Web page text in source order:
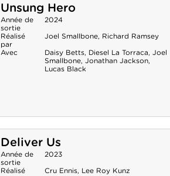
Unsung Hero
Année de
sortie
2024
Réalisé
par
Joel Smallbone, Richard Ramsey
Avec
Daisy Betts, Diesel La Torraca, Joel
Smallbone, Jonathan Jackson,
Lucas Black
Deliver Us
Année de
sortie
2023
Réalisé
Cru Ennis, Lee Roy Kunz